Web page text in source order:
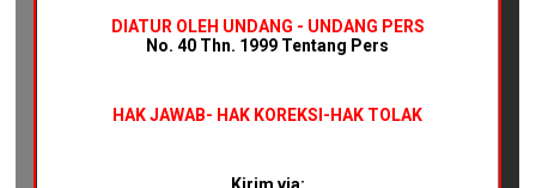
DIATUR OLEH UNDANG - UNDANG PERS
No. 40 Thn. 1999 Tentang Pers
HAK JAWAB- HAK KOREKSI-HAK TOLAK
Kirim via: